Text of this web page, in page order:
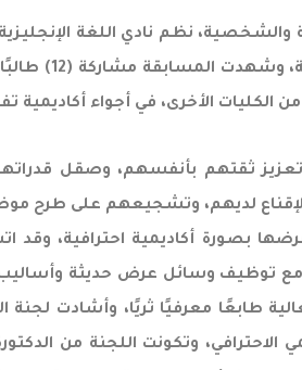
نظم نادي اللغة
“أفضل عرض
الأخرى، في أجواء أكاديمية
ثقتهم بأنفسهم، وصقل
لديهم، وتشجيعهم على طرح
بصورة أكاديمية احترافية،
توظيف وسائل عرض حديثة وأساليب
طابعًا معرفيًا ثريًا، وأشادت
الاحترافي، وتكونت اللجنة من